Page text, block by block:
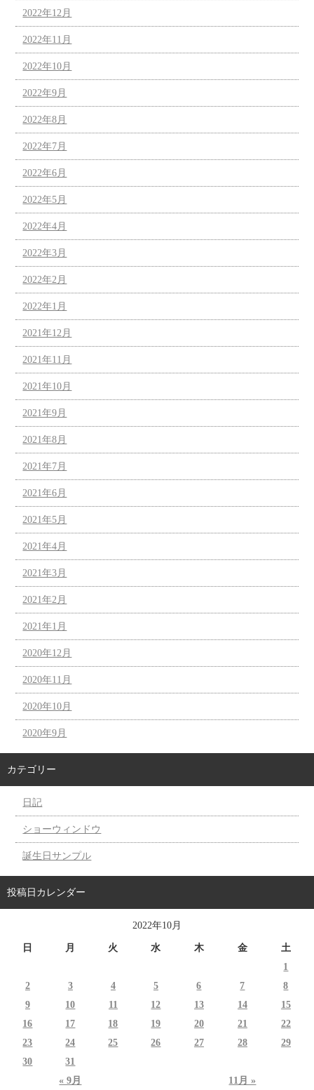
2022年12月
2022年11月
2022年10月
2022年9月
2022年8月
2022年7月
2022年6月
2022年5月
2022年4月
2022年3月
2022年2月
2022年1月
2021年12月
2021年11月
2021年10月
2021年9月
2021年8月
2021年7月
2021年6月
2021年5月
2021年4月
2021年3月
2021年2月
2021年1月
2020年12月
2020年11月
2020年10月
2020年9月
カテゴリー
日記
ショーウィンドウ
誕生日サンプル
投稿日カレンダー
2022年10月
日 月 火 水 木 金 土
« 9月 11月 »
1
2
3 4 5 6 7
8
9
10 11 12 13 14
15
16
17 18 19 20 21
22
23
24 25 26 27 28
29
30
31